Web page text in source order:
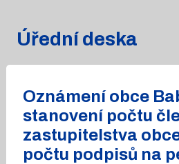
Úřední deska
Oznámení obce
stanovení počtu
zastupitelstva
počtu podpisů na